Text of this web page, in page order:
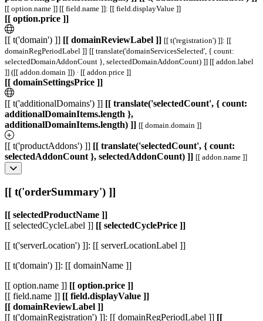
[[ option.name ]] [[ field.name ]]: [[ field.displayValue ]]
[[ option.price ]]
[[ t('domain') ]] [[ domainReviewLabel ]] [[ t('registration') ]]: [[
domainRegPeriodLabel ]] [[ translate('domainServicesSelected', { count:
selectedDomainAddonCount }, selectedDomainAddonCount) ]] [[ addon.label
]] ([[ addon.domain ]]) · [[ addon.price ]]
[[ domainSettingsPrice ]]
[[ t('additionalDomains') ]] [[ translate('selectedCount', { count:
additionalDomainItems.length },
additionalDomainItems.length) ]] [[ domain.domain ]]
[[ t('productAddons') ]] [[ translate('selectedCount', { count:
selectedAddonCount }, selectedAddonCount) ]] [[ addon.name ]]
[[ t('orderSummary') ]]
[[ selectedProductName ]]
[[ selectedCycleLabel ]] [[ selectedCyclePrice ]]
[[ t('serverLocation') ]]: [[ serverLocationLabel ]]
[[ t('domain') ]]: [[ domainName ]]
[[ option.name ]] [[ option.price ]]
[[ field.name ]] [[ field.displayValue ]]
[[ domainReviewLabel ]]
[[ t('domainRegistration') ]]: [[ domainRegPeriodLabel ]] [[